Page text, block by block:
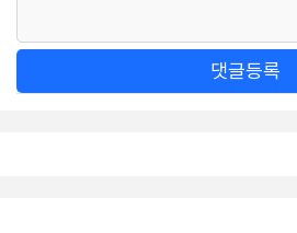
댓글등록